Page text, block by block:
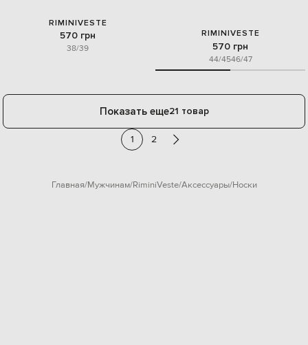
RIMINIVESTE
570 грн
38/39
RIMINIVESTE
570 грн
44/4546/47
Показать еще21 товар
1 2
Главная Мужчинам RiminiVeste Аксессуары Носки